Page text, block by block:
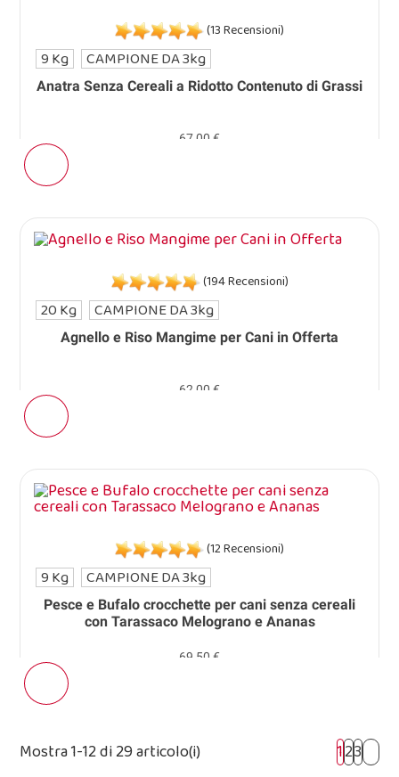
Anatra Senza Cereali a Ridotto Contenuto di Grassi
(13 Recensioni)
67,00 €
9 Kg CAMPIONE DA 3kg
Agnello e Riso Mangime per Cani in Offerta
(194 Recensioni)
62,00 €
20 Kg CAMPIONE DA 3kg
Pesce e Bufalo crocchette per cani senza cereali
con Tarassaco Melograno e Ananas
(12 Recensioni)
69,50 €
9 Kg CAMPIONE DA 3kg
Mostra 1-12 di 29 articolo(i) 123